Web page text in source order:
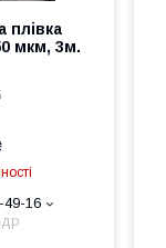
плівка
мкм, 3м.
49-16